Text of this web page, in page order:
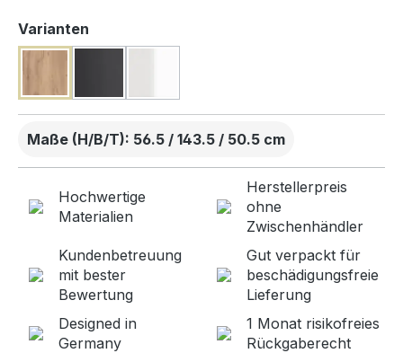
Varianten
Maße (H/B/T): 56.5 / 143.5 / 50.5 cm
Hochwertige
Materialien
Herstellerpreis
ohne
Zwischenhändler
Kundenbetreuung
mit bester
Bewertung
Gut verpackt für
beschädigungsfreie
Lieferung
Designed in
Germany
1 Monat risikofreies
Rückgaberecht